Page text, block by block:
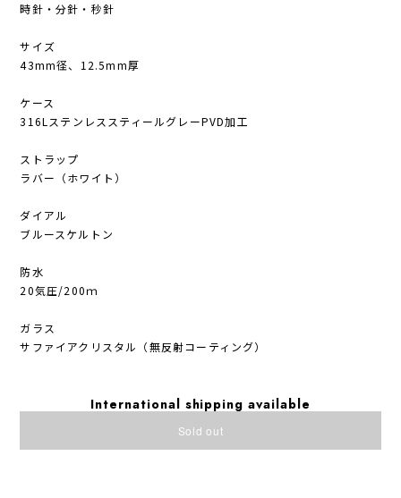
時針・分針・秒針
サイズ
43mm径、12.5mm厚
ケース
316LステンレススティールグレーPVD加工
ストラップ
ラバー（ホワイト）
ダイアル
ブルースケルトン
防水
20気圧/200ｍ
ガラス
サファイアクリスタル（無反射コーティング）
International shipping available
Sold out